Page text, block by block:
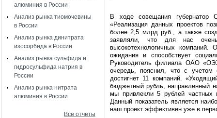
алюминия в России
Анализ рынка тиомочевины
в России
Анализ рынка динитрата
изосорбида в России
Анализ рынка сульфида и
гидросульфида натрия в
России
Анализ рынка нитрата
алюминия в России
Все отчеты
В ходе совещания губернатор
«Реализация данных проектов
более 2,5 млрд руб., а также
заявляли, что для нас
высокотехнологичных
ожидания и способствует
Руководитель филиала ОАО
очередь, пояснил, что с учетом
достигнет 11 компаний.
бюджетный рубль, направленный
мы привлекли 5 рублей частных
Данный показатель является
наш проект эффективен уже в